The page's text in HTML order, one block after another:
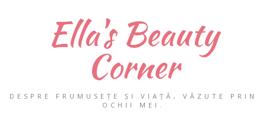
Ella's Beauty
Corner
DESPRE FRUMUSEȚE ȘI VIAȚĂ, VĂZUTE PRIN
OCHII MEI.